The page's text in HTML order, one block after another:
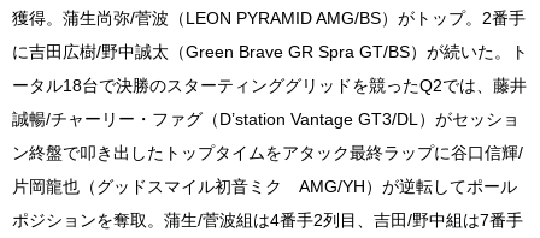
獲得。蒲生尚弥/菅波（LEON PYRAMID AMG/BS）がトップ。2番手
に吉田広樹/野中誠太（Green Brave GR Spra GT/BS）が続いた。ト
ータル18台で決勝のスターティンググリッドを競ったQ2では、藤井
誠暢/チャーリー・ファグ（D’station Vantage GT3/DL）がセッショ
ン終盤で叩き出したトップタイムをアタック最終ラップに谷口信輝/
片岡龍也（グッドスマイル初音ミク AMG/YH）が逆転してポール
ポジションを奪取。蒲生/菅波組は4番手2列目、吉田/野中組は7番手